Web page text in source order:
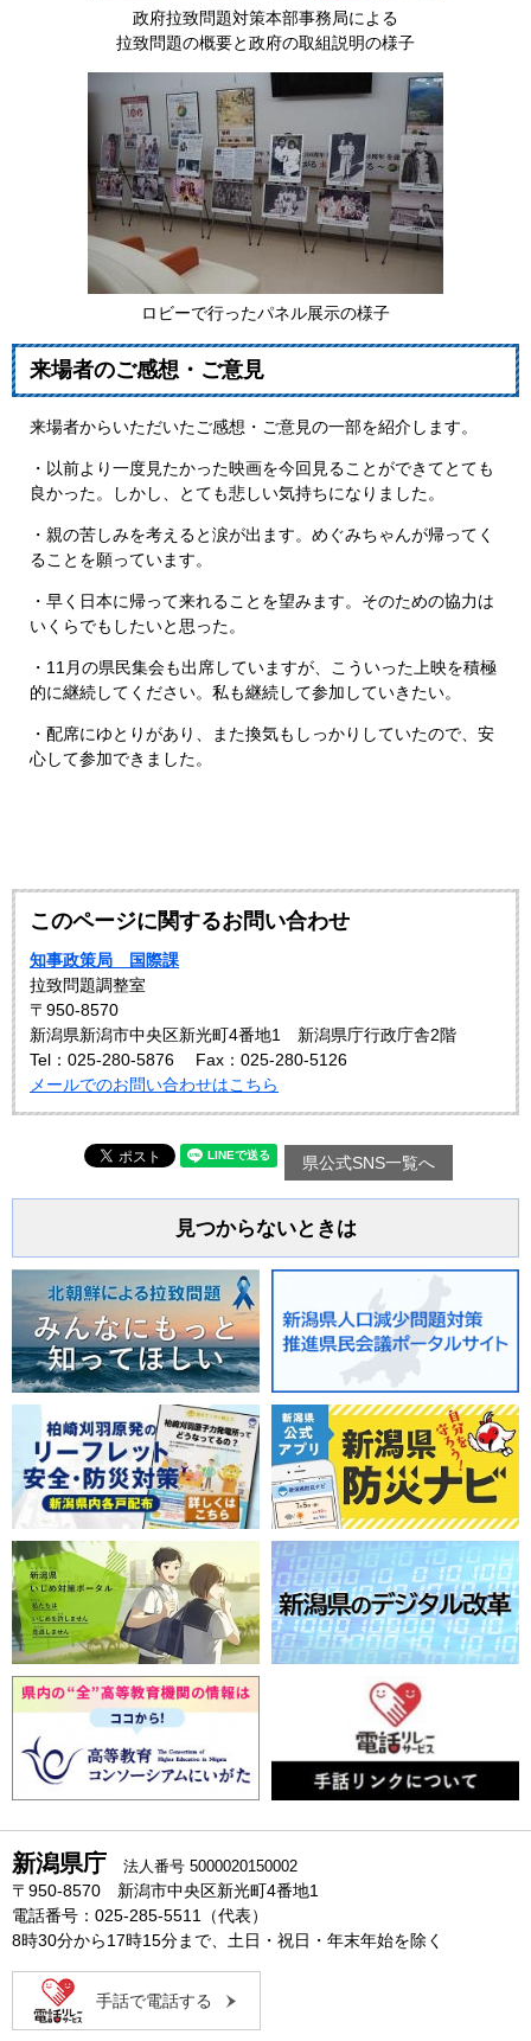
政府拉致問題対策本部事務局による
拉致問題の概要と政府の取組説明の様子
ロビーで行ったパネル展示の様子
来場者のご感想・ご意見
来場者からいただいたご感想・ご意見の一部を紹介します。
・以前より一度見たかった映画を今回見ることができてとても
良かった。しかし、とても悲しい気持ちになりました。
・親の苦しみを考えると涙が出ます。めぐみちゃんが帰ってく
ることを願っています。
・早く日本に帰って来れることを望みます。そのための協力は
いくらでもしたいと思った。
・11月の県民集会も出席していますが、こういった上映を積極
的に継続してください。私も継続して参加していきたい。
・配席にゆとりがあり、また換気もしっかりしていたので、安
心して参加できました。
このページに関するお問い合わせ
知事政策局 国際課
拉致問題調整室
〒950-8570
新潟県新潟市中央区新光町4番地1 新潟県庁行政庁舎2階
Tel：025-280-5876
Fax：025-280-5126
メールでのお問い合わせはこちら
県公式SNS一覧へ
見つからないときは
新潟県庁 法人番号 5000020150002
〒950-8570 新潟市中央区新光町4番地1
電話番号：025-285-5511（代表）
8時30分から17時15分まで、土日・祝日・年末年始を除く
手話で電話する